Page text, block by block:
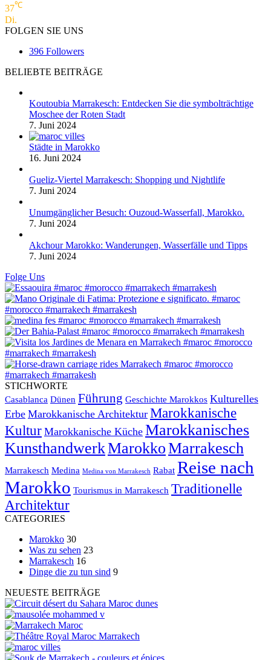
37℃
Di.
FOLGEN SIE UNS
396 Followers
BELIEBTE BEITRÄGE
Koutoubia Marrakesch: Entdecken Sie die symbolträchtige
Moschee der Roten Stadt
7. Juni 2024
Städte in Marokko
16. Juni 2024
Gueliz-Viertel Marrakesch: Shopping und Nightlife
7. Juni 2024
Unumgänglicher Besuch: Ouzoud-Wasserfall, Marokko.
7. Juni 2024
Akchour Marokko: Wanderungen, Wasserfälle und Tipps
7. Juni 2024
Folge Uns
STICHWORTE
Casablanca Dünen Führung Geschichte Marokkos Kulturelles
Erbe Marokkanische Architektur Marokkanische
Kultur Marokkanische Küche Marokkanisches
KunsthandwerkMarokkoMarrakesch
Marrakesch Medina Medina von Marrakesch Rabat Reise nach
Marokko Tourismus in Marrakesch Traditionelle
Architektur
CATEGORIES
Marokko 30
Was zu sehen 23
Marrakesch 16
Dinge die zu tun sind 9
NEUESTE BEITRÄGE